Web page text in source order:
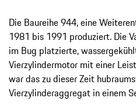
Die Baureihe 944, eine
1981 bis 1991 produziert. Die
im Bug platzierte,
Vierzylindermotor mit einer
war das zu dieser Zeit
Vierzylinderaggregat in einem